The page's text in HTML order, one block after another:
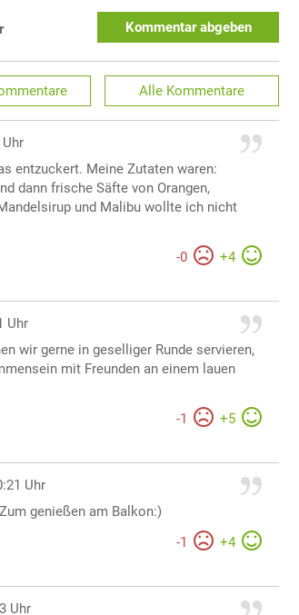
Kommentar abgeben
Alle Kommentare
entzuckert. Meine Zutaten waren:
dann frische Säfte von Orangen,
und Malibu wollte ich nicht
-0 +4
Uhr
wir gerne in geselliger Runde servieren,
mit Freunden an einem lauen
-1 +5
Uhr
genießen am Balkon:)
-1 +4
Uhr